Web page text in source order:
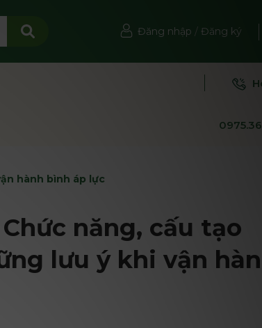
Đăng nhập / Đăng ký
hành bình áp lực
năng, cấu tạo
lưu ý khi vận